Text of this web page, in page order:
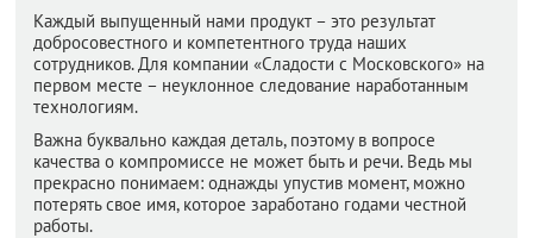
Каждый выпущенный нами продукт – это результат
добросовестного и компетентного труда наших
сотрудников. Для компании «Сладости с Московского» на
первом месте – неуклонное следование наработанным
технологиям.
Важна буквально каждая деталь, поэтому в вопросе
качества о компромиссе не может быть и речи. Ведь мы
прекрасно понимаем: однажды упустив момент, можно
потерять свое имя, которое заработано годами честной
работы.